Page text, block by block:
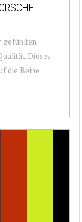
gefühlten
Dieses
die Beine